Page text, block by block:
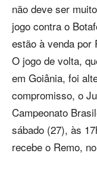
não deve ser
jogo contra o
estão à venda por
O jogo de volta,
em Goiânia, foi
compromisso, o
Campeonato
sábado (27), às
recebe o Remo,